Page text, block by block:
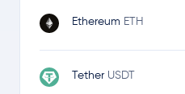
Ethereum ETH
Tether USDT